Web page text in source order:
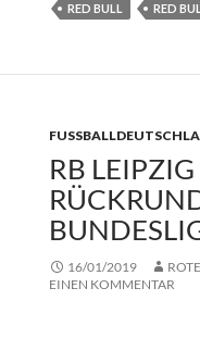
RED BULL
RED
RB
16/01/2019
EINEN KOMMENTAR